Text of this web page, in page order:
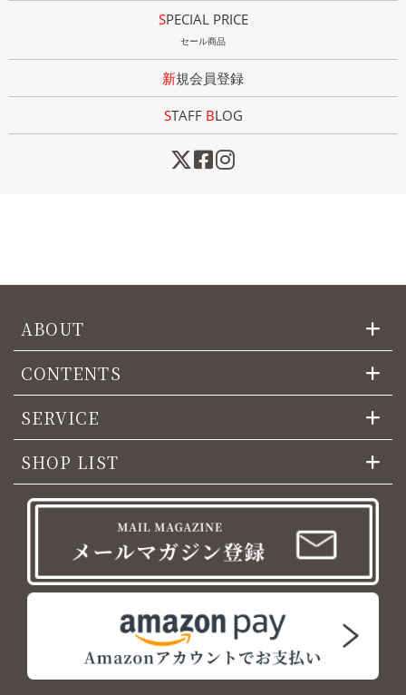
SPECIAL PRICE
セール商品
新規会員登録
STAFF BLOG
ABOUT
CONTENTS
SERVICE
SHOP LIST